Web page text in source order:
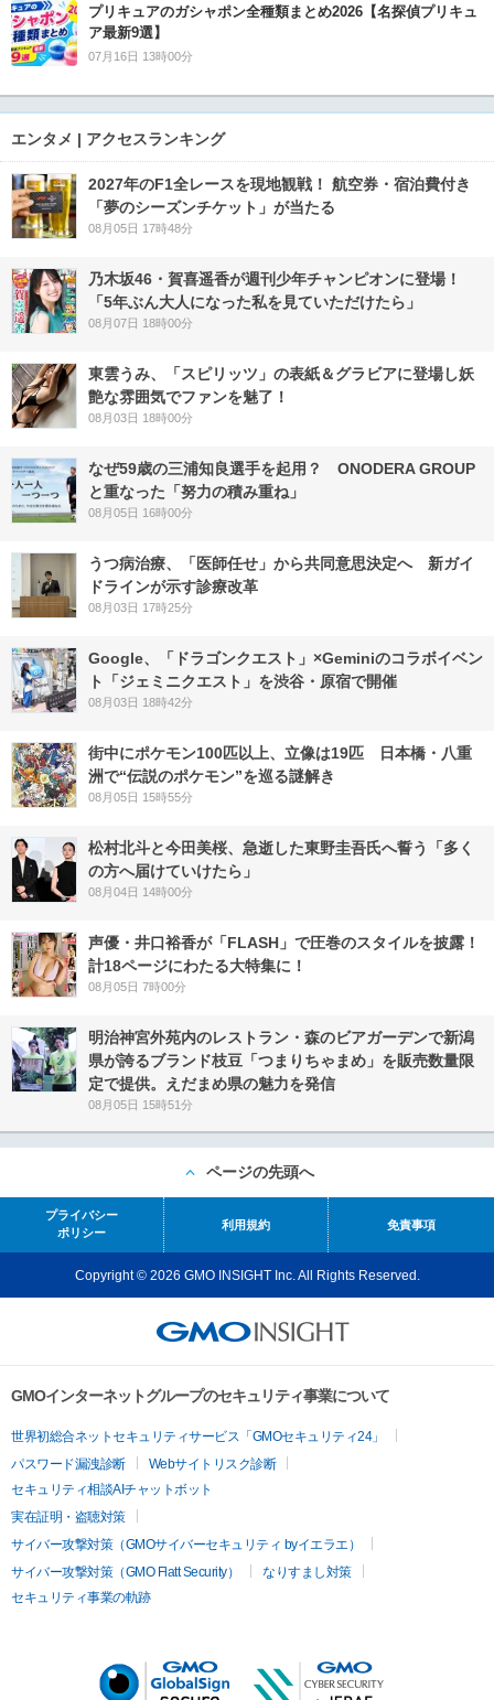
プリキュアのガシャポン全種類まとめ2026【名探偵プリキュ
ア最新9選】
07月16日 13時00分
エンタメ | アクセスランキング
2027年のF1全レースを現地観戦！ 航空券・宿泊費付き
「夢のシーズンチケット」が当たる
08月05日 17時48分
乃木坂46・賀喜遥香が週刊少年チャンピオンに登場！
「5年ぶん大人になった私を見ていただけたら」
08月07日 18時00分
東雲うみ、「スピリッツ」の表紙＆グラビアに登場し妖
艶な雰囲気でファンを魅了！
08月03日 18時00分
なぜ59歳の三浦知良選手を起用？ ONODERA GROUP
と重なった「努力の積み重ね」
08月05日 16時00分
うつ病治療、「医師任せ」から共同意思決定へ 新ガイ
ドラインが示す診療改革
08月03日 17時25分
Google、「ドラゴンクエスト」×Geminiのコラボイベン
ト「ジェミニクエスト」を渋谷・原宿で開催
08月03日 18時42分
街中にポケモン100匹以上、立像は19匹 日本橋・八重
洲で“伝説のポケモン”を巡る謎解き
08月05日 15時55分
松村北斗と今田美桜、急逝した東野圭吾氏へ誓う「多く
の方へ届けていけたら」
08月04日 14時00分
声優・井口裕香が「FLASH」で圧巻のスタイルを披露！
計18ページにわたる大特集に！
08月05日 7時00分
明治神宮外苑内のレストラン・森のビアガーデンで新潟
県が誇るブランド枝豆「つまりちゃまめ」を販売数量限
定で提供。えだまめ県の魅力を発信
08月05日 15時51分
ページの先頭へ
プライバシー
ポリシー
利用規約 免責事項
Copyright © 2026 GMO INSIGHT Inc. All Rights Reserved.
GMOインターネットグループのセキュリティ事業について
世界初総合ネットセキュリティサービス「GMOセキュリティ24」
パスワード漏洩診断
Webサイトリスク診断
セキュリティ相談AIチャットボット
実在証明・盗聴対策
サイバー攻撃対策（GMOサイバーセキュリティ byイエラエ）
サイバー攻撃対策（GMO Flatt Security）
なりすまし対策
セキュリティ事業の軌跡